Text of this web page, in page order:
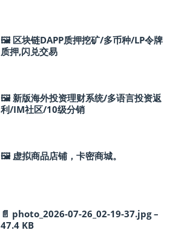
🖼 区块链DAPP质押挖矿/多币种/LP令牌
质押,闪兑交易
🖼 新版海外投资理财系统/多语言投资返
利/IM社区/10级分销
🖼 虚拟商品店铺，卡密商城。
📄 photo_2026-07-26_02-19-37.jpg –
47.4 KB